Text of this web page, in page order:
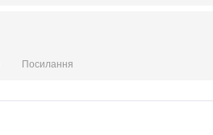
Посилання